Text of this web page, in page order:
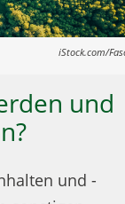
iStock.com/
und
und -